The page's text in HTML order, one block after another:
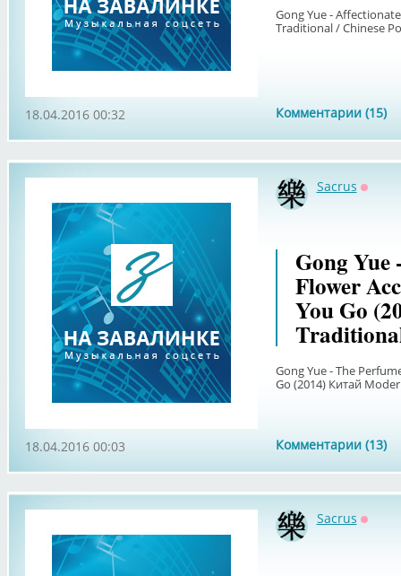
Gong Yue -
Traditional / Chinese
Комментарии (15)
18.04.2016 00:32
Sacrus
Gong Yue
Flower
You Go
Gong Yue - The
Go (2014) Китай
Комментарии (13)
18.04.2016 00:03
Sacrus